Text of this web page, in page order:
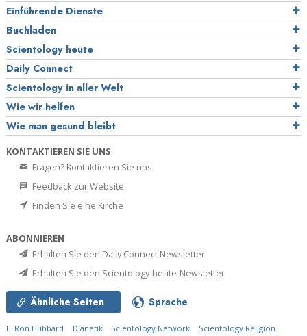
Einführende Dienste
Buchladen
Scientology heute
Daily Connect
Scientology in aller Welt
Wie wir helfen
Wie man gesund bleibt
KONTAKTIEREN SIE UNS
Fragen? Kontaktieren Sie uns
Feedback zur Website
Finden Sie eine Kirche
ABONNIEREN
Erhalten Sie den Daily Connect Newsletter
Erhalten Sie den Scientology-heute-Newsletter
Ähnliche Seiten Sprache
L. Ron Hubbard Dianetik Scientology Network Scientology Religion